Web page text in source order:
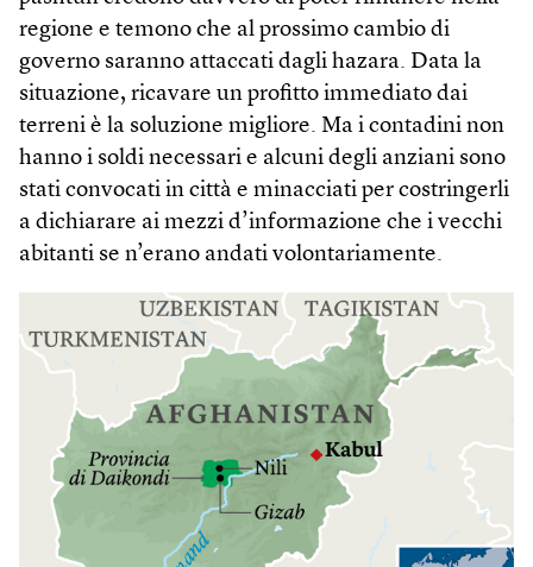
regione e temono che al prossimo cambio di
governo saranno attaccati dagli hazara. Data la
situazione, ricavare un profitto immediato dai
terreni è la soluzione migliore. Ma i contadini non
hanno i soldi necessari e alcuni degli anziani sono
stati convocati in città e minacciati per costringerli
a dichiarare ai mezzi d’informazione che i vecchi
abitanti se n’erano andati volontariamente.